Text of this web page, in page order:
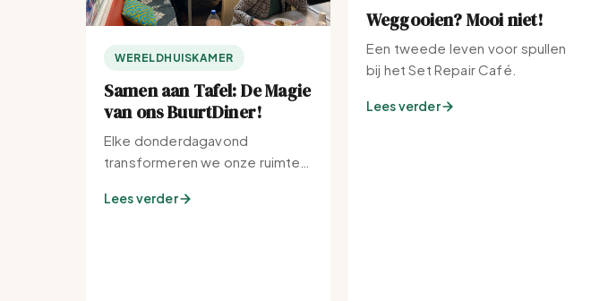
WERELDHUISKAMER
Samen aan Tafel: De Magie
van ons BuurtDiner!
Elke donderdagavond
transformeren we onze ruimte
buurt.
Lees verder
Weggooien? Mooi niet!
Een tweede leven voor spullen
bij het Set Repair Café.
Lees verder